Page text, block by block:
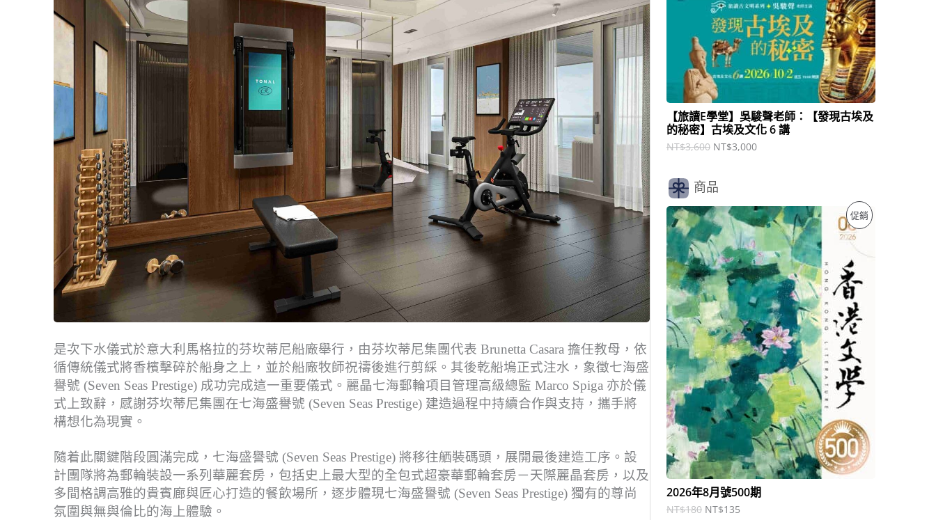
是次下水儀式於意大利馬格拉的芬坎蒂尼船廠舉行，由芬坎蒂尼集團代表 Brunetta Casara 擔任教母，依
循傳統儀式將香檳擊碎於船身之上，並於船廠牧師祝禱後進行剪綵。其後乾船塢正式注水，象徵七海盛
譽號 (Seven Seas Prestige) 成功完成這一重要儀式。麗晶七海郵輪項目管理高級總監 Marco Spiga 亦於儀
式上致辭，感謝芬坎蒂尼集團在七海盛譽號 (Seven Seas Prestige) 建造過程中持續合作與支持，攜手將
構想化為現實。
隨着此關鍵階段圓滿完成，七海盛譽號 (Seven Seas Prestige) 將移往舾裝碼頭，展開最後建造工序。設
計團隊將為郵輪裝設一系列華麗套房，包括史上最大型的全包式超豪華郵輪套房－天際麗晶套房，以及
多間格調高雅的貴賓廊與匠心打造的餐飲場所，逐步體現七海盛譽號 (Seven Seas Prestige) 獨有的尊尚
氛圍與無與倫比的海上體驗。
價
商
品
【旅讀E學堂】吳駿聲老師：【發現古埃及
的秘密】古埃及文化 6 講
NT$3,600
價
格
：
N
T
$
3
,
6
0
0
。
NT$3,000
價
格
：
N
T
$
3
0
0
0
。
商品
促銷特
2026年8月號500期
NT$180
原
始
價
格
：
N
T
$
8
0
。
NT$135
前
價
格
：
N
T
1
3
5
。